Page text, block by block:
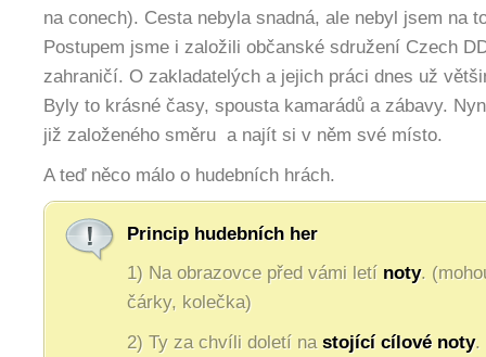
na conech). Cesta nebyla snadná, ale nebyl jsem na
Postupem jsme i založili občanské sdružení Czech
zahraničí. O zakladatelých a jejich práci dnes už
Byly to krásné časy, spousta kamarádů a zábavy.
již založeného směru a najít si v něm své místo.
A teď něco málo o hudebních hrách.
Princip hudebních her
1) Na obrazovce před vámi letí noty.
čárky, kolečka)
2) Ty za chvíli doletí na stojící cílové noty.